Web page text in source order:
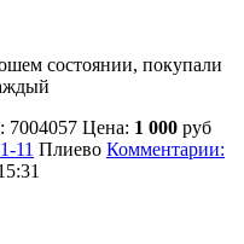
состоянии, покупали
7004057 Цена: 1 000 руб
11 Плиево Комментарии: